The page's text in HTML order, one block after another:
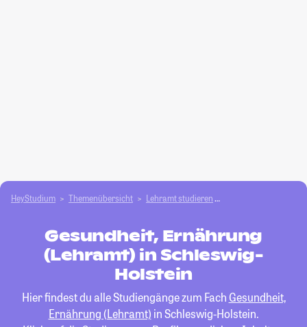
HeyStudium Themenübersicht Lehramt studieren
Gesundheit, Ernährung
(Lehramt) in Schleswig-
Holstein
Hier findest du alle Studiengänge zum Fach Gesundheit,
Ernährung (Lehramt) in Schleswig-Holstein.